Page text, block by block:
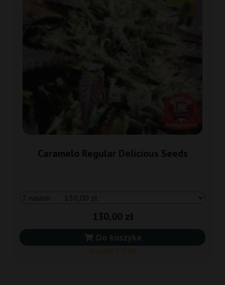
Caramelo Regular Delicious Seeds
130,00 zł
Do koszyka
Wysyłka 3-7 dni